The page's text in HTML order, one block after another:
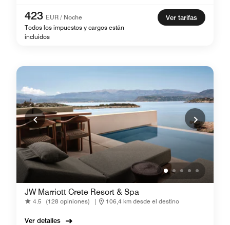
423 EUR / Noche
Todos los impuestos y cargos están
incluidos
Ver tarifas
JW Marriott Crete Resort & Spa
4.5 (128 opiniones) | 106,4 km desde el destino
Ver detalles